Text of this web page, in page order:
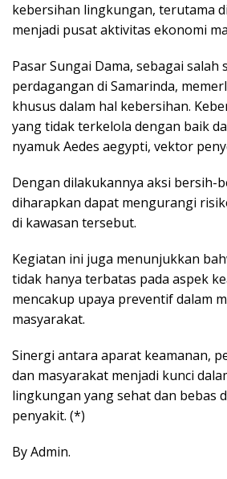
kebersihan lingkungan, terutama
menjadi pusat aktivitas ekonomi
Pasar Sungai Dama, sebagai salah
perdagangan di Samarinda,
khusus dalam hal kebersihan.
yang tidak terkelola dengan baik
nyamuk Aedes aegypti, vektor
Dengan dilakukannya aksi bersih-
diharapkan dapat mengurangi
di kawasan tersebut.
Kegiatan ini juga menunjukkan
tidak hanya terbatas pada aspek
mencakup upaya preventif dalam
masyarakat.
Sinergi antara aparat keamanan,
dan masyarakat menjadi kunci
lingkungan yang sehat dan bebas
penyakit. (*)
By Admin.